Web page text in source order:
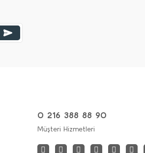
0 216 388 88 90
Müşteri Hizmetleri